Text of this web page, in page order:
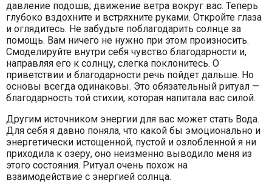
давление подошв; движение ветра вокруг вас. Теперь
глубоко вздохните и встряхните руками. Откройте глаза
и оглядитесь. Не забудьте поблагодарить солнце за
помощь. Вам ничего не нужно при этом произносить.
Смоделируйте внутри себя чувство благодарности и,
направляя его к солнцу, слегка поклонитесь. О
приветствии и благодарности речь пойдет дальше. Но
основы всегда одинаковы. Это обязательный ритуал —
благодарность той стихии, которая напитала вас силой.
Другим источником энергии для вас может стать Вода.
Для себя я давно поняла, что какой бы эмоционально и
энергетически истощенной, пустой и озлобленной я ни
приходила к озеру, оно неизменно выводило меня из
этого состояния. Ритуал очень похож на
взаимодействие с энергией солнца.